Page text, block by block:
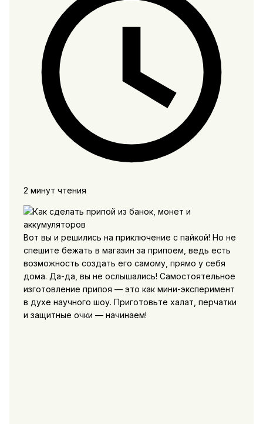
2 минут чтения
Вот вы и решились на приключение с пайкой! Но не
спешите бежать в магазин за припоем, ведь есть
возможность создать его самому, прямо у себя
дома. Да-да, вы не ослышались! Самостоятельное
изготовление припоя — это как мини-эксперимент
в духе научного шоу. Приготовьте халат, перчатки
и защитные очки — начинаем!